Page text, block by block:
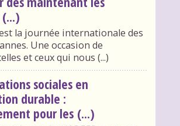
la journée internationale des
Une occasion de
et ceux qui nous (...)
sociales en
durable :
pour les (...)